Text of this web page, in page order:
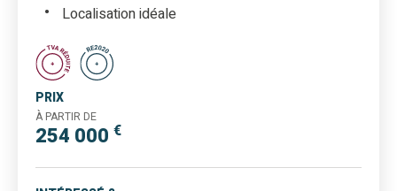
Localisation idéale
PRIX
À PARTIR DE
254 000 €